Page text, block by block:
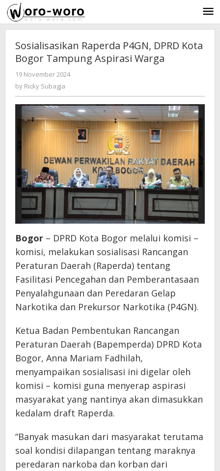
Skip
to
content
Sosialisasikan Raperda P4GN, DPRD Kota
Bogor Tampung Aspirasi Warga
19 November 2024
by Ricky Subagja
Bogor – DPRD Kota Bogor melalui komisi –
komisi, melakukan sosialisasi Rancangan
Peraturan Daerah (Raperda) tentang
Fasilitasi Pencegahan dan Pemberantasaan
Penyalahgunaan dan Peredaran Gelap
Narkotika dan Prekursor Narkotika (P4GN).
Ketua Badan Pembentukan Rancangan
Peraturan Daerah (Bapemperda) DPRD Kota
Bogor, Anna Mariam Fadhilah,
menyampaikan sosialisasi ini digelar oleh
komisi – komisi guna menyerap aspirasi
masyarakat yang nantinya akan dimasukkan
kedalam draft Raperda.
“Banyak masukan dari masyarakat terutama
soal kondisi dilapangan tentang maraknya
peredaran narkoba dan korban dari